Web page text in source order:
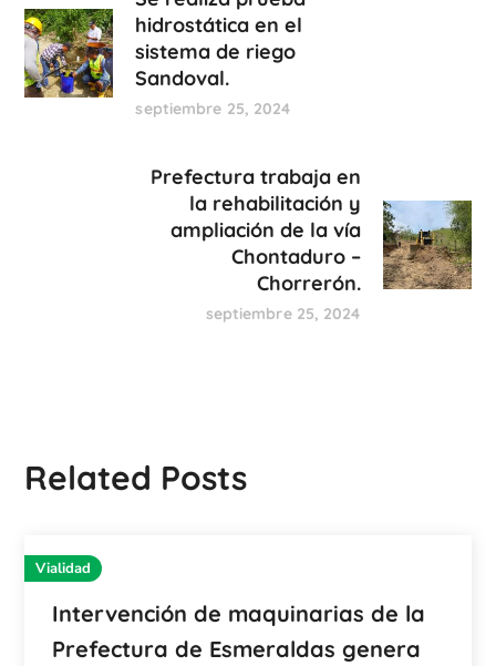
hidrostática en el
sistema de riego
Sandoval.
septiembre 25, 2024
Prefectura trabaja en
la rehabilitación y
ampliación de la vía
Chontaduro –
Chorrerón.
septiembre 25, 2024
Related Posts
Vialidad
Intervención de maquinarias de la
Prefectura de Esmeraldas genera